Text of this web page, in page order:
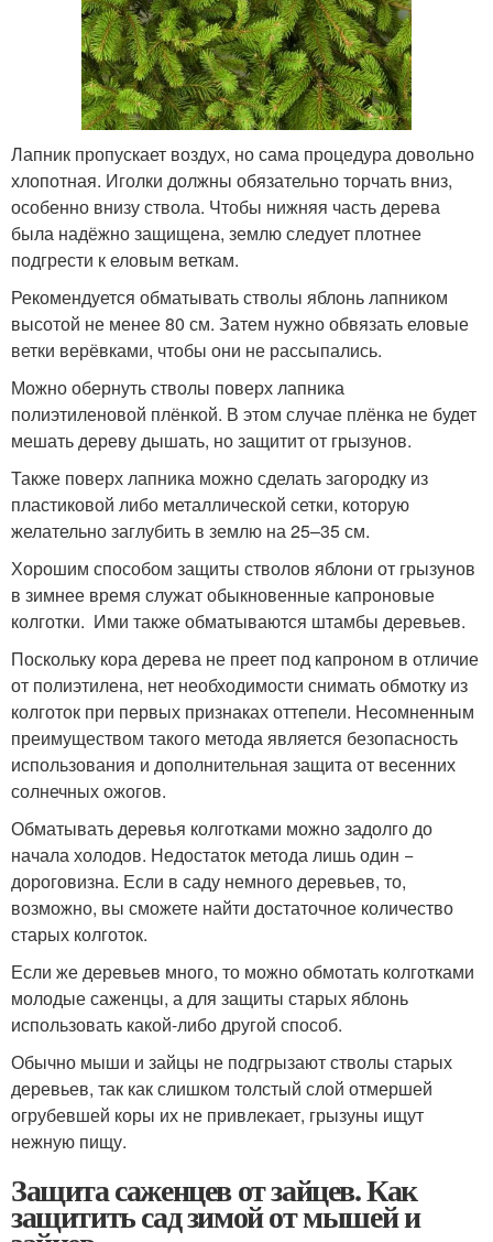
Лапник пропускает воздух, но сама процедура довольно
хлопотная. Иголки должны обязательно торчать вниз,
особенно внизу ствола. Чтобы нижняя часть дерева
была надёжно защищена, землю следует плотнее
подгрести к еловым веткам.
Рекомендуется обматывать стволы яблонь лапником
высотой не менее 80 см. Затем нужно обвязать еловые
ветки верёвками, чтобы они не рассыпались.
Можно обернуть стволы поверх лапника
полиэтиленовой плёнкой. В этом случае плёнка не будет
мешать дереву дышать, но защитит от грызунов.
Также поверх лапника можно сделать загородку из
пластиковой либо металлической сетки, которую
желательно заглубить в землю на 25–35 см.
Хорошим способом защиты стволов яблони от грызунов
в зимнее время служат обыкновенные капроновые
колготки. Ими также обматываются штамбы деревьев.
Поскольку кора дерева не преет под капроном в отличие
от полиэтилена, нет необходимости снимать обмотку из
колготок при первых признаках оттепели. Несомненным
преимуществом такого метода является безопасность
использования и дополнительная защита от весенних
солнечных ожогов.
Обматывать деревья колготками можно задолго до
начала холодов. Недостаток метода лишь один −
дороговизна. Если в саду немного деревьев, то,
возможно, вы сможете найти достаточное количество
старых колготок.
Если же деревьев много, то можно обмотать колготками
молодые саженцы, а для защиты старых яблонь
использовать какой-либо другой способ.
Обычно мыши и зайцы не подгрызают стволы старых
деревьев, так как слишком толстый слой отмершей
огрубевшей коры их не привлекает, грызуны ищут
нежную пищу.
Защита саженцев от зайцев. Как
защитить сад зимой от мышей и